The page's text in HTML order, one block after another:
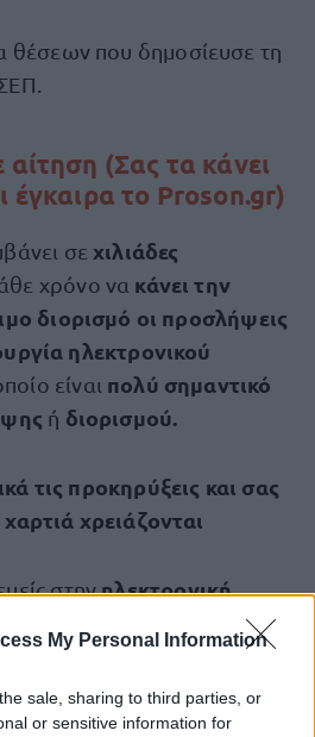
My Personal Information
sale, sharing to third parties, or
or sensitive information for
θέσεων που δημοσίευσε τη
(Σας τα κάνει
έγκαιρα το Proson.gr)
σε χιλιάδες
χρόνο να κάνει την
διορισμό οι προσλήψεις
ηλεκτρονικού
είναι πολύ σημαντικό
ή διορισμού.
τις προκηρύξεις και σας
χρειάζονται
στηνηλεκτρονική
"κλειδώσετε"
σε οποιοδήποτε
και σεοποιαδήποτε